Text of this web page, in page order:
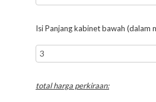
Isi Panjang kabinet bawah (dalam
total harga perkiraan: